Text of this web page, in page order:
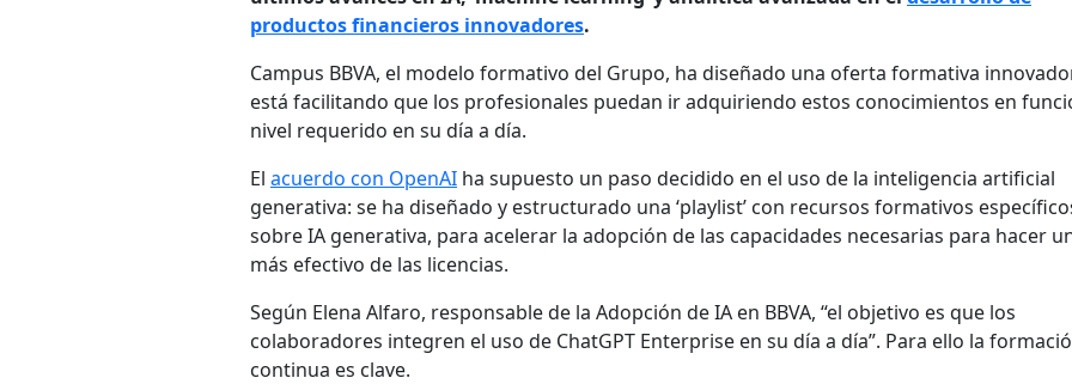
productos financieros innovadores.
Campus BBVA, el modelo formativo del Grupo, ha diseñado una oferta formativa
está facilitando que los profesionales puedan ir adquiriendo estos conocimientos en
nivel requerido en su día a día.
El acuerdo con OpenAI ha supuesto un paso decidido en el uso de la inteligencia artificial
generativa: se ha diseñado y estructurado una ‘playlist’ con recursos formativos
sobre IA generativa, para acelerar la adopción de las capacidades necesarias para hacer
más efectivo de las licencias.
Según Elena Alfaro, responsable de la Adopción de IA en BBVA, “el objetivo es que los
colaboradores integren el uso de ChatGPT Enterprise en su día a día”. Para ello la
continua es clave.